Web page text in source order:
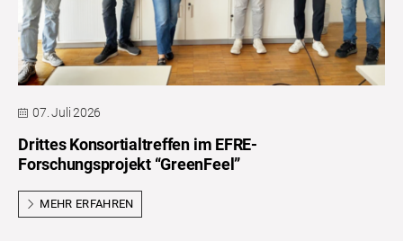
07. Juli 2026
Drittes Konsortialtreffen im EFRE-
Forschungsprojekt “GreenFeel”
MEHR ERFAHREN